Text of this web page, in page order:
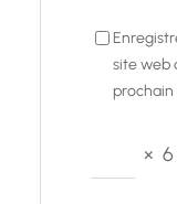
site web
× 6